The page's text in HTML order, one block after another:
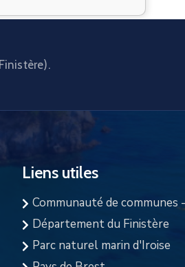
Liens utiles
Communauté de communes
Département du Finistère
Parc naturel marin d'Iroise